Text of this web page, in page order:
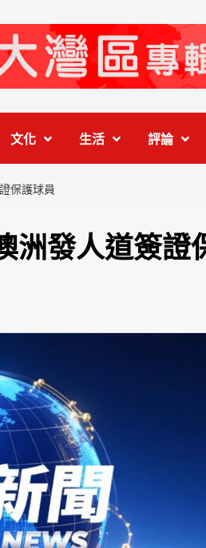
文化 生活 評論
保護球員
洲發人道簽證